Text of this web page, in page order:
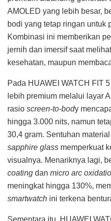
AMOLED yang lebih besar,
bodi yang tetap ringan untuk
Kombinasi ini memberikan
jernih dan imersif saat
kesehatan, maupun
Pada HUAWEI WATCH FIT
lebih premium melalui layar
rasio screen-to-body
hingga 3.000 nits, namun
30,4 gram. Sentuhan material
sapphire glass memperkuat
visualnya. Menariknya lagi,
coating dan micro arc
meningkat hingga 130%,
smartwatch ini terkena
Sementara itu, HUAWEI